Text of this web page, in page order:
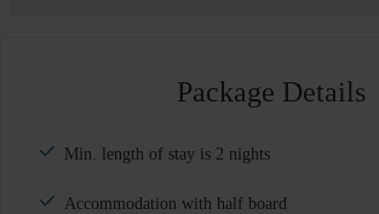
Package Details
Min. length of stay is 2 nights
Accommodation with half board